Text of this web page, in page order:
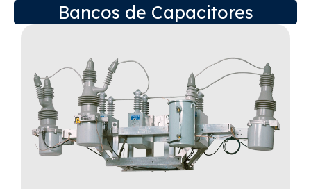
Bancos de Capacitores